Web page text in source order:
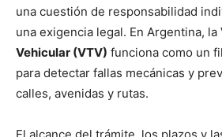
una cuestión de responsabilidad
una exigencia legal. En Argentina, la
Vehicular (VTV) funciona como un
para detectar fallas mecánicas y
calles, avenidas y rutas.